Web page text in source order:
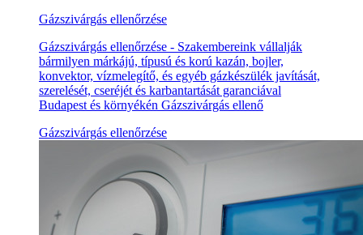
Gázszivárgás ellenőrzése
Gázszivárgás ellenőrzése - Szakembereink vállalják
bármilyen márkájú, típusú és korú kazán, bojler,
konvektor, vízmelegítő, és egyéb gázkészülék javítását,
szerelését, cseréjét és karbantartását garanciával
Budapest és környékén Gázszivárgás ellenő
Gázszivárgás ellenőrzése